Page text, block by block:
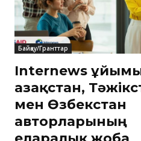
Байқау/Гранттар
Internews
Қазақстан,
мен Өзбекстан
авторларының